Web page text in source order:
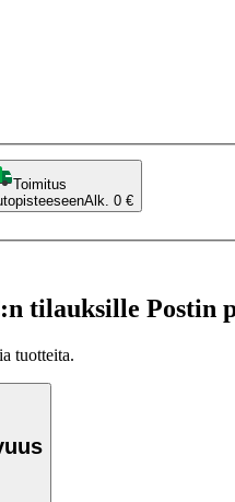
Toimitus
Alk. 0 €
tilauksille Postin
tuotteita.